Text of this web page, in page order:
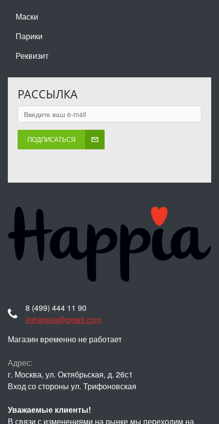
Маски
Парики
Реквизит
РАССЫЛКА
ПОДПИСАТЬСЯ
8 (499) 444 11 90
imhappia@gmail.com
Магазин временно не работает
Адрес:
г. Москва, ул. Октябрьская, д. 26с1
Вход со стороны ул. Трифоновская
Уважаемые клиенты!
В связи с изменениями на рынке мы переходим на